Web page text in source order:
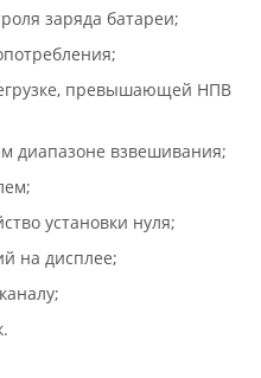
заряда батареи;
превышающей НПВ
диапазоне взвешивания;
установки нуля;
на дисплее;